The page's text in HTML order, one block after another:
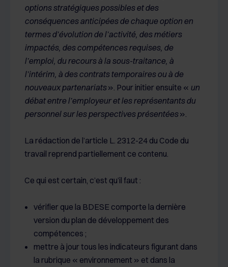
options stratégiques possibles et des
conséquences anticipées de chaque option en
termes d’évolution de l’activité, des métiers
impactés, des compétences requises, de
l’emploi, du recours à la sous-traitance, à
l’intérim, à des contrats temporaires ou à de
nouveaux partenariats». Pour initier ensuite « un
débat entre l’employeur et les représentants du
personnel sur les perspectives présentées».
La rédaction de l’article L. 2312-24 du Code du
travail reprend partiellement ce contenu.
Ce qui est certain, c’est qu’il faut :
vérifier que la BDESE comporte la dernière
version du plan de développement des
compétences ;
mettre à jour tous les indicateurs figurant dans
la rubrique « environnement » et dans la